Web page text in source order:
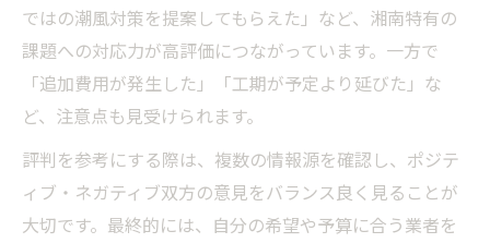
ではの潮風対策を提案してもらえた」など、湘南特有の
課題への対応力が高評価につながっています。一方で
「追加費用が発生した」「工期が予定より延びた」な
ど、注意点も見受けられます。
評判を参考にする際は、複数の情報源を確認し、ポジテ
ィブ・ネガティブ双方の意見をバランス良く見ることが
大切です。最終的には、自分の希望や予算に合う業者を